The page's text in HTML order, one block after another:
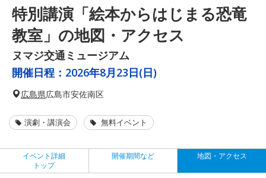
特別講演「絵本からはじまる恐竜
教室」の地図・アクセス
ヌマジ交通ミュージアム
開催日程： 2026年8月23日(日)
広島県広島市安佐南区
演劇・講演会 無料イベント
イベント詳細
トップ
開催期間など 地図・アクセス